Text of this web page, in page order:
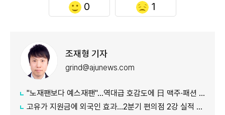
0 1
조재형 기자
grind@ajunews.com
"노재팬보다 예스재팬"…역대급 호감도에 日 맥주·패션 '날개'
고유가 지원금에 외국인 효과…2분기 편의점 2강 실적 날았다